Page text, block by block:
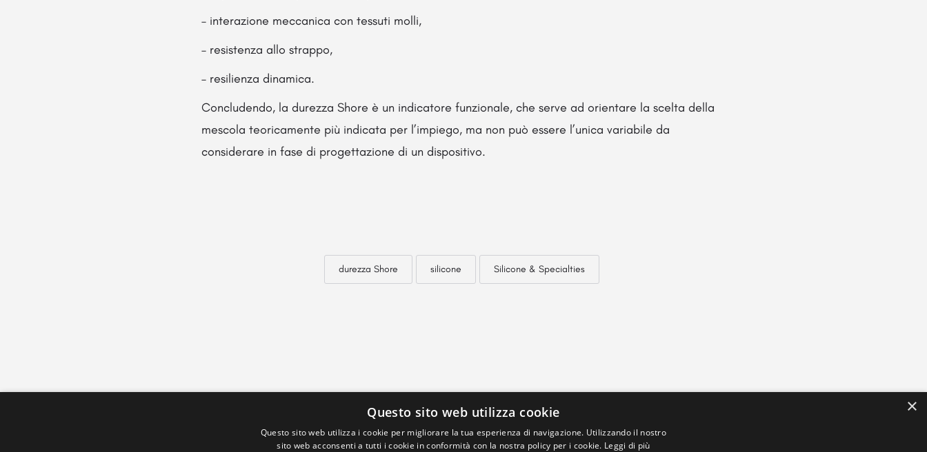
– interazione meccanica con tessuti molli,
– resistenza allo strappo,
– resilienza dinamica.
Concludendo, la durezza Shore è un indicatore funzionale, che serve ad orientare la scelta della
mescola teoricamente più indicata per l’impiego, ma non può essere l’unica variabile da
considerare in fase di progettazione di un dispositivo.
durezza Shore silicone Silicone & Specialties
×
Questo sito web utilizza cookie
Questo sito web utilizza i cookie per migliorare la tua esperienza di navigazione. Utilizzando il nostro
sito web acconsenti a tutti i cookie in conformità con la nostra policy per i cookie. Leggi di più